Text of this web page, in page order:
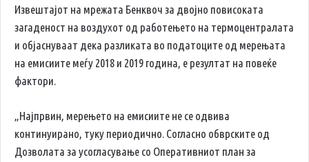
Извештајот на мрежата Бенквоч за двојно повисоката
загаденост на воздухот од работењето на термоцентралата
и објаснуваат дека разликата во податоците од мерењата
на емисиите меѓу 2018 и 2019 година, е резултат на повеќе
фактори.
„Најпрвин, мерењето на емисиите не се одвива
континуирано, туку периодично. Согласно обврските од
Дозволата за усогласување со Оперативниот план за